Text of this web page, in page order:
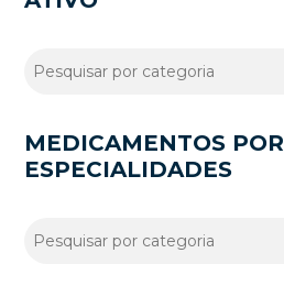
MEDICAMENTOS POR
ESPECIALIDADES